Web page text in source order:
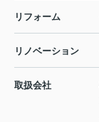
リフォーム
リノベーション
取扱会社